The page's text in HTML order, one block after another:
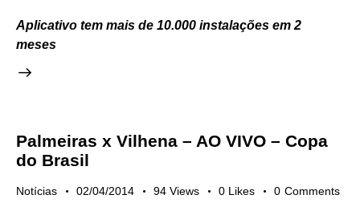
Aplicativo tem mais de 10.000 instalações em 2
meses
Palmeiras x Vilhena – AO VIVO – Copa
do Brasil
Notícias 02/04/2014 94 Views 0 Likes 0 Comments